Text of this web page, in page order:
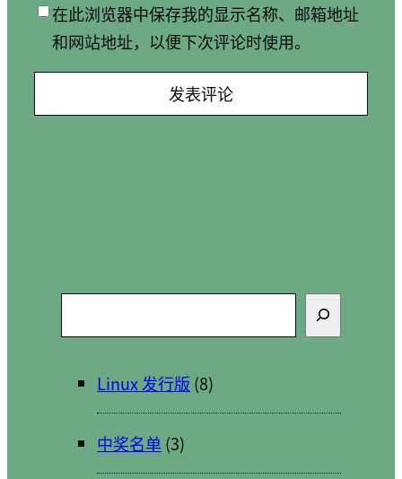
在此浏览器中保存我的显示名称、邮箱地址
和网站地址，以便下次评论时使用。
索
Linux 发行版 (8)
中奖名单 (3)